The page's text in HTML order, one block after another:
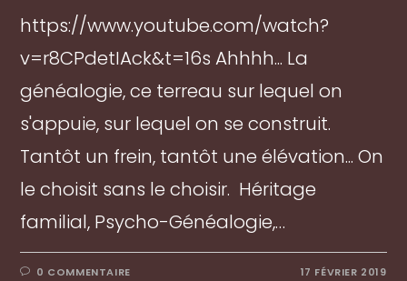
https://www.youtube.com/watch?
v=r8CPdetIAck&t=16s Ahhhh... La
généalogie, ce terreau sur lequel on
s'appuie, sur lequel on se construit.
Tantôt un frein, tantôt une élévation... On
le choisit sans le choisir. Héritage
familial, Psycho-Généalogie,…
0 COMMENTAIRE 17 FÉVRIER 2019